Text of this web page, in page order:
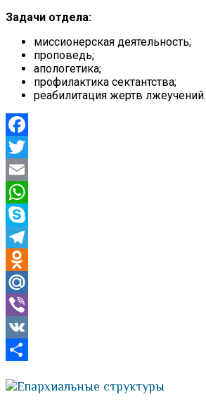
Задачи отдела:
миссионерская деятельность;
проповедь;
апологетика;
профилактика сектантства;
реабилитация жертв лжеучений.
Facebook
Twitter
Email
WhatsApp
Skype
Telegram
Odnoklassniki
Mail.Ru
Viber
VK
Епархиальные структуры